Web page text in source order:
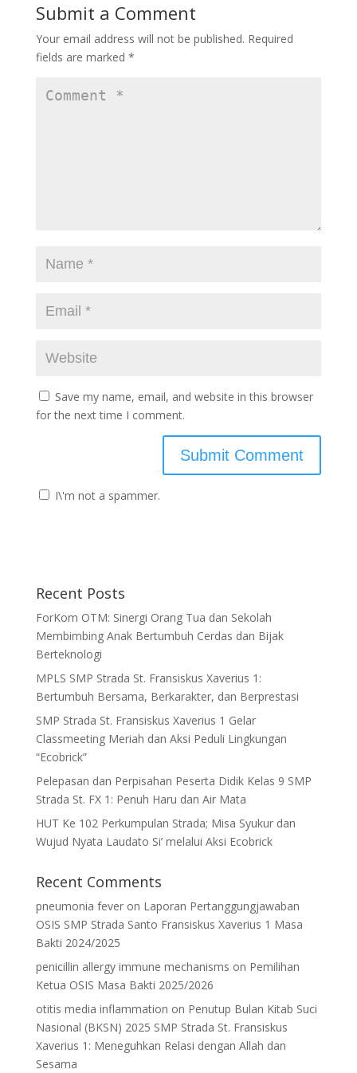
Submit a Comment
Your email address will not be published. Required
fields are marked *
Save my name, email, and website in this browser
for the next time I comment.
I\'m not a spammer.
Recent Posts
ForKom OTM: Sinergi Orang Tua dan Sekolah
Membimbing Anak Bertumbuh Cerdas dan Bijak
Berteknologi
MPLS SMP Strada St. Fransiskus Xaverius 1:
Bertumbuh Bersama, Berkarakter, dan Berprestasi
SMP Strada St. Fransiskus Xaverius 1 Gelar
Classmeeting Meriah dan Aksi Peduli Lingkungan
“Ecobrick”
Pelepasan dan Perpisahan Peserta Didik Kelas 9 SMP
Strada St. FX 1: Penuh Haru dan Air Mata
HUT Ke 102 Perkumpulan Strada; Misa Syukur dan
Wujud Nyata Laudato Si’ melalui Aksi Ecobrick
Recent Comments
pneumonia feveron Laporan Pertanggungjawaban
OSIS SMP Strada Santo Fransiskus Xaverius 1 Masa
Bakti 2024/2025
penicillin allergy immune mechanisms on Pemilihan
Ketua OSIS Masa Bakti 2025/2026
otitis media inflammation on Penutup Bulan Kitab Suci
Nasional (BKSN) 2025 SMP Strada St. Fransiskus
Xaverius 1: Meneguhkan Relasi dengan Allah dan
Sesama